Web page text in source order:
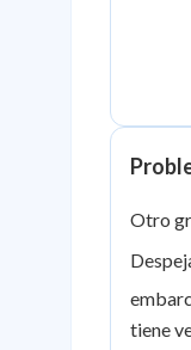
Otro
tiene